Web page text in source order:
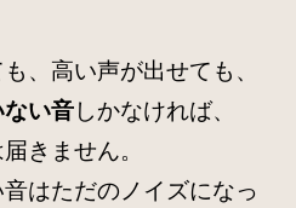
、高い声が出せても、
い音しかなければ、
きません。
はただのノイズになっ